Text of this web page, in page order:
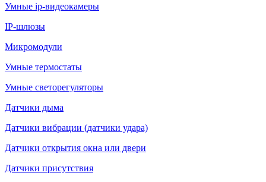
Умные ip-видеокамеры
IP-шлюзы
Микромодули
Умные термостаты
Умные светорегуляторы
Датчики дыма
Датчики вибрации (датчики удара)
Датчики открытия окна или двери
Датчики присутствия